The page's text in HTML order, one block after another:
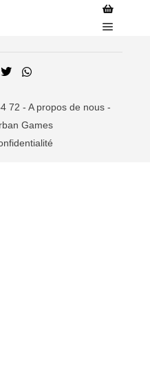
Barre de
72 - A propos de nous -
Games